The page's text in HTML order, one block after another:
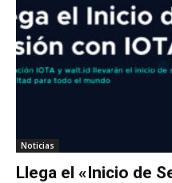
Noticias
Llega el «Inicio de